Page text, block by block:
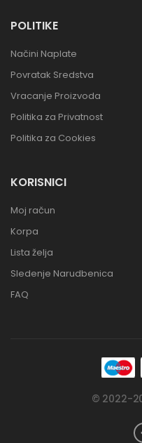
POLITIKE
Načini Naplate
Povratak Sredstva
Vracanje Proizvoda
Politika za Privatnost
Politika za Cookies
KORISNICI
Moj račun
Korpa
Lista želja
Sledenje Narudbenica
FAQ
© 2022-